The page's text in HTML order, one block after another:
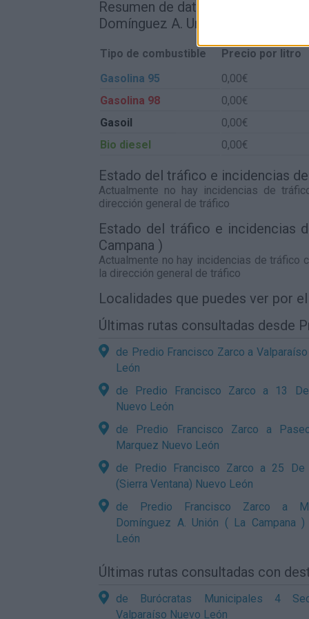
Resumen de datos de la ruta
Domínguez A. Unión ( La Campana )
Tipo de combustible Precio por litro
Gasolina 95
0,00€
Gasolina 98
0,00€
Gasoil
0,00€
Bio diesel
0,00€
Estado del tráfico e incidencias
Actualmente no hay incidencias de
dirección general de tráfico
Estado del tráfico e incidencias
Campana )
Actualmente no hay incidencias de tráfico
la dirección general de tráfico
Localidades que puedes ver por
Últimas rutas consultadas desde
de Predio Francisco Zarco a
León
de Predio Francisco Zarco a 13
Nuevo León
de Predio Francisco Zarco a
Marquez Nuevo León
de Predio Francisco Zarco a 25 De
(Sierra Ventana) Nuevo León
de Predio Francisco Zarco a
Domínguez A. Unión ( La Campana )
León
Últimas rutas consultadas con
de Burócratas Municipales 4
Valparaíso Nuevo León